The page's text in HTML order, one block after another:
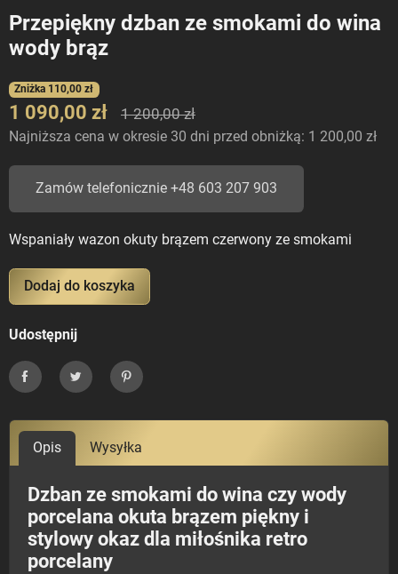
Przepiękny dzban ze smokami do wina
wody brąz
Zniżka 110,00 zł
1 090,00 zł 1 200,00 zł
Najniższa cena w okresie 30 dni przed obniżką: 1 200,00 zł
Zamów telefonicznie +48 603 207 903
Wspaniały wazon okuty brązem czerwony ze smokami
Dodaj do koszyka
Udostępnij
UdostępnijTweetujPinterest
Opis Wysyłka
Dzban ze smokami do wina czy wody
porcelana okuta brązem piękny i
stylowy okaz dla miłośnika retro
porcelany